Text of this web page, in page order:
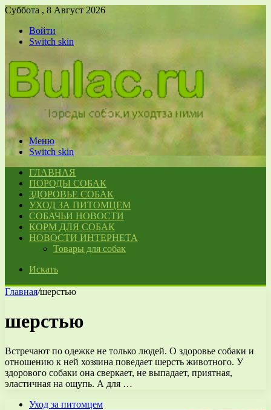
Суббота , 8 Август 2026
Войти
Switch skin
Меню
Switch skin
ГЛАВНАЯ
ПОРОДЫ СОБАК
ЗДОРОВЬЕ СОБАК
УХОД ЗА ПИТОМЦЕМ
СОБАЧЬИ НОВОСТИ
КОРМ ДЛЯ СОБАК
НОВОСТИ ИНТЕРНЕТА
Товары для собак
Искать
Главная/шерстью
шерстью
Встречают по одежке не только людей. О здоровье собаки и
отношению к ней хозяина поведает шерсть животного. У
здорового собаки она сверкает, не выпадает, приятная,
эластичная на ощупь. А для …
Уход за питомцем